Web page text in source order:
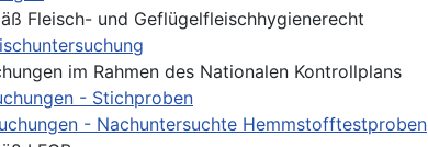
Fleisch- und Geflügelfleischhygienerecht
im Rahmen des Nationalen Kontrollplans
- Stichproben
- Nachuntersuchte Hemmstofftestproben